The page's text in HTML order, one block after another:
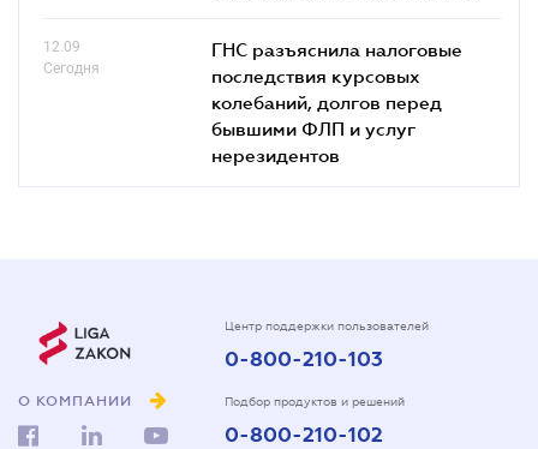
12.09
Сегодня
ГНС разъяснила налоговые
последствия курсовых
колебаний, долгов перед
бывшими ФЛП и услуг
нерезидентов
О КОМПАНИИ
Центр поддержки пользователей
0-800-210-103
Подбор продуктов и решений
0-800-210-102